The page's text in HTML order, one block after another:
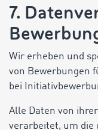
7.
Wir erheben und
von Bewerbungen
bei
Alle Daten von
verarbeitet, um die